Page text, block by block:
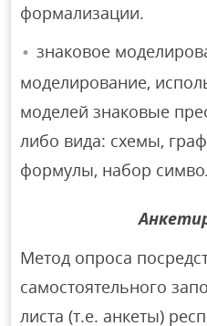
формализации.
знаковое
моделирование,
моделей знаковые
либо вида: схемы,
формулы, набор
Метод опроса
самостоятельного
листа (т.е. анкеты)